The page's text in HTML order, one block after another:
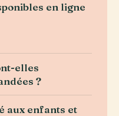
en ligne
elles
?
aux enfants et